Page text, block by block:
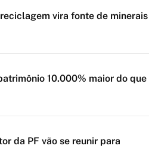
vira fonte de minerais
10.000% maior do que
da PF vão se reunir para